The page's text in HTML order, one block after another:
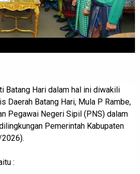
Batang Hari dalam hal ini diwakili
Daerah Batang Hari, Mula P Rambe,
Pegawai Negeri Sipil (PNS) dalam
Pemerintah Kabupaten
: